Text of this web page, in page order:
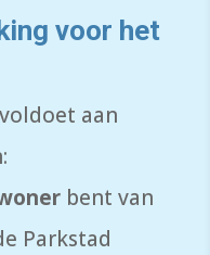
voor het
aan
bent van
Parkstad